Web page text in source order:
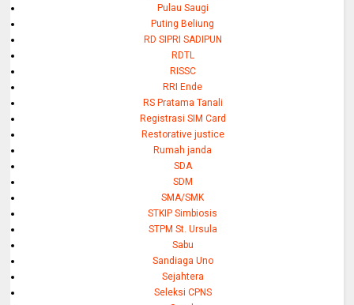
Pulau Saugi
Puting Beliung
RD SIPRI SADIPUN
RDTL
RISSC
RRI Ende
RS Pratama Tanali
Registrasi SIM Card
Restorative justice
Rumah janda
SDA
SDM
SMA/SMK
STKIP Simbiosis
STPM St. Ursula
Sabu
Sandiaga Uno
Sejahtera
Seleksi CPNS